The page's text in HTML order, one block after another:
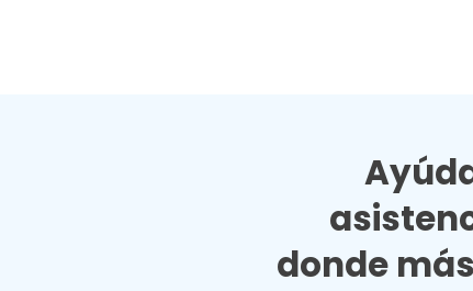
donde